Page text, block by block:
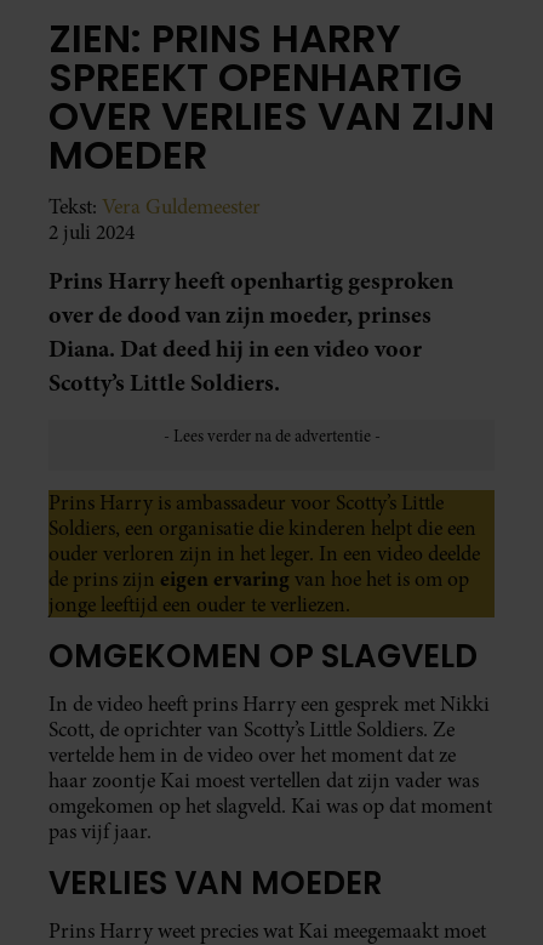
ZIEN: PRINS HARRY
SPREEKT OPENHARTIG
OVER VERLIES VAN ZIJN
MOEDER
Tekst: Vera Guldemeester
2 juli 2024
Prins Harry heeft openhartig gesproken
over de dood van zijn moeder, prinses
Diana. Dat deed hij in een video voor
Scotty’s Little Soldiers.
Prins Harry is ambassadeur voor Scotty’s Little
Soldiers, een organisatie die kinderen helpt die een
ouder verloren zijn in het leger. In een video deelde
de prins zijn eigen ervaring van hoe het is om op
jonge leeftijd een ouder te verliezen.
OMGEKOMEN OP SLAGVELD
In de video heeft prins Harry een gesprek met Nikki
Scott, de oprichter van Scotty’s Little Soldiers. Ze
vertelde hem in de video over het moment dat ze
haar zoontje Kai moest vertellen dat zijn vader was
omgekomen op het slagveld. Kai was op dat moment
pas vijf jaar.
VERLIES VAN MOEDER
Prins Harry weet precies wat Kai meegemaakt moet